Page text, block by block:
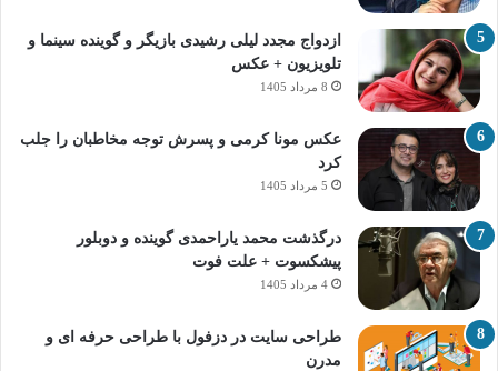
ازدواج مجدد لیلی رشیدی بازیگر و گوینده سینما و
تلویزیون + عکس
8 مرداد 1405
عکس مونا کرمی و پسرش توجه مخاطبان را جلب
کرد
5 مرداد 1405
درگذشت محمد یاراحمدی گوینده و دوبلور
پیشکسوت + علت فوت
4 مرداد 1405
طراحی سایت در دزفول با طراحی حرفه‌ ای و
مدرن